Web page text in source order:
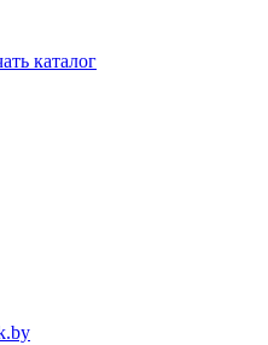
каталог